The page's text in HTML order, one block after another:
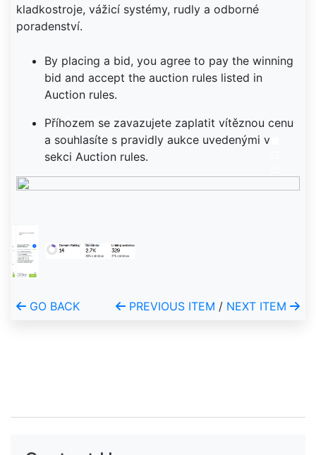
kladkostroje, vážicí systémy, rudly a odborné
poradenství.
By placing a bid, you agree to pay the winning
bid and accept the auction rules listed in
Auction rules.
Příhozem se zavazujete zaplatit vítěznou cenu
a souhlasíte s pravidly aukce uvedenými v
sekci Auction rules.
GO BACK PREVIOUS ITEM / NEXT ITEM